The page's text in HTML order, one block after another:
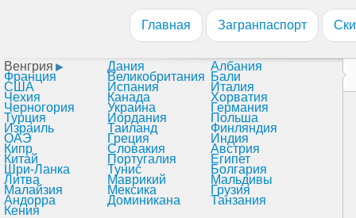
Главная Загранпаспорт
Венгрия Дания Албания
Франция Великобритания Бали
США Испания Италия
Чехия Канада Хорватия
Черногория Украина Германия
Турция Иордания Польша
Израиль Таиланд Финляндия
ОАЭ Греция Индия
Кипр Словакия Австрия
Китай Португалия Египет
Шри-Ланка Тунис Болгария
Литва Маврикий Мальдивы
Малайзия Мексика Грузия
Андорра Доминикана Танзания
Кения